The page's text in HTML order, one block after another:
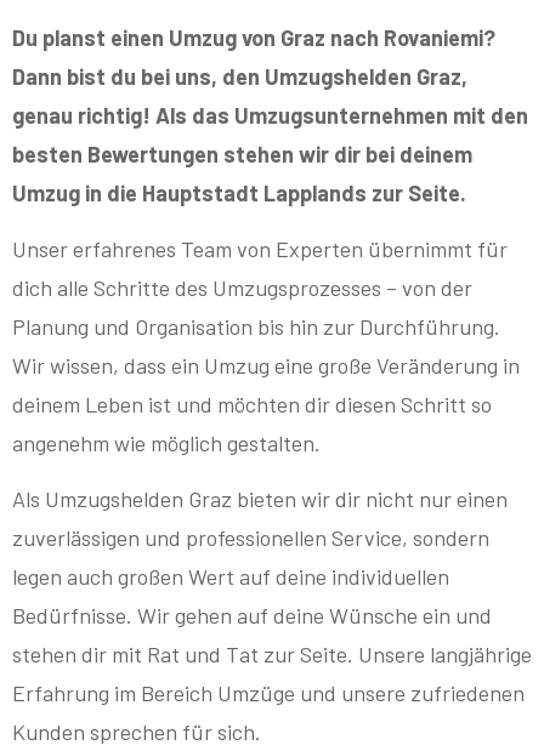
Du planst einen Umzug von Graz nach Rovaniemi?
Dann bist du bei uns, den Umzugshelden Graz,
genau richtig! Als das Umzugsunternehmen mit den
besten Bewertungen stehen wir dir bei deinem
Umzug in die Hauptstadt Lapplands zur Seite.
Unser erfahrenes Team von Experten übernimmt für
dich alle Schritte des Umzugsprozesses – von der
Planung und Organisation bis hin zur Durchführung.
Wir wissen, dass ein Umzug eine große Veränderung in
deinem Leben ist und möchten dir diesen Schritt so
angenehm wie möglich gestalten.
Als Umzugshelden Graz bieten wir dir nicht nur einen
zuverlässigen und professionellen Service, sondern
legen auch großen Wert auf deine individuellen
Bedürfnisse. Wir gehen auf deine Wünsche ein und
stehen dir mit Rat und Tat zur Seite. Unsere langjährige
Erfahrung im Bereich Umzüge und unsere zufriedenen
Kunden sprechen für sich.